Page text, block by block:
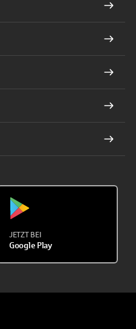
JETZT BEI
Google Play